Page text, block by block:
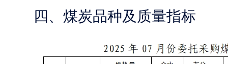
四、煤炭品种及质量指标